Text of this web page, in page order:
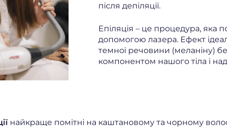
після депіляції.
Епіляція – це процедура, яка
допомогою лазера. Ефект
темної речовини (меланіну)
компонентом нашого тіла і
найкраще помітні на каштановому та чорному